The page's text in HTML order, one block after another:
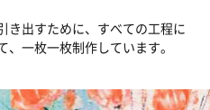
き出すために、すべての工程に
一枚一枚制作しています。